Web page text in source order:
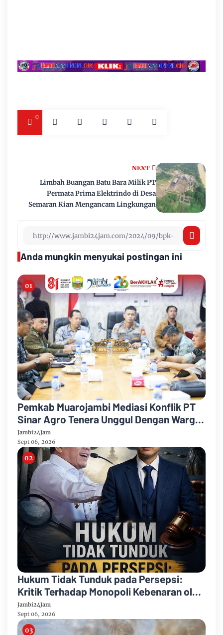
0
NEXT
Limbah Buangan Batu Bara Milik PT
Permata Prima Elektrindo di Desa
Semaran Kian Mengancam Lingkungan
Anda mungkin menyukai postingan ini
Pemkab Muarojambi Mediasi Konflik PT
Sinar Agro Tenera Unggul Dengan Warga
Sipin Teluk Duren
Jambi24Jam
Sept 06, 2026
Hukum Tidak Tunduk pada Persepsi:
Kritik Terhadap Monopoli Kebenaran oleh
Media dan Aktivis
Jambi24Jam
Sept 06, 2026